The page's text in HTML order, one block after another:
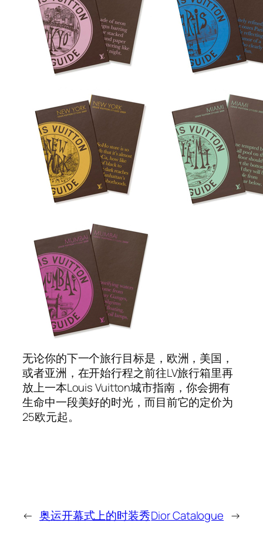
无论你的下一个旅行目标是，欧洲，美国，
或者亚洲，在开始行程之前往LV旅行箱里再
放上一本Louis Vuitton城市指南，你会拥有
生命中一段美好的时光，而目前它的定价为
25欧元起。
← 奥运开幕式上的时装秀Dior Catalogue →